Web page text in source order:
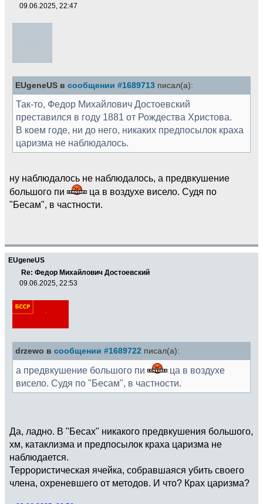
09.06.2025, 22:47
EUgeneUS в сообщении #1689713 писал(а):
Так-то, Федор Михайлович Достоевский
преставился в году 1881 от Рождества Христова.
В коем годе, ни до него, никаких предпосылок краха
царизма не наблюдалось.
ну наблюдалось не наблюдалось, а предвкушение
большого пи
ца в воздухе висело. Судя по
"Бесам", в частности.
EUgeneUS
Re: Федор Михайлович Достоевский
09.06.2025, 22:53
drzewo в сообщении #1689722 писал(а):
а предвкушение большого пи
ца в воздухе
висело. Судя по "Бесам", в частности.
Да, ладно. В "Бесах" никакого предвкушения большого,
хм, катаклизма и предпосылок краха царизма не
наблюдается.
Террористическая ячейка, собравшаяся убить своего
члена, охреневшего от методов. И что? Крах царизма?